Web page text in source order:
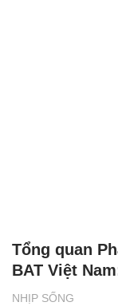
NHỊP SỐNG
Tổng quan
BAT Việt